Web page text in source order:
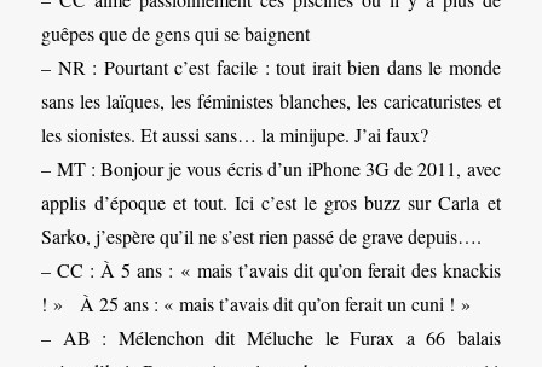
guêpes que de gens qui se baignent
– NR : Pourtant c’est facile : tout irait bien dans le monde
sans les laïques, les féministes blanches, les caricaturistes et
les sionistes. Et aussi sans… la minijupe. J’ai faux?
– MT : Bonjour je vous écris d’un iPhone 3G de 2011, avec
applis d’époque et tout. Ici c’est le gros buzz sur Carla et
Sarko, j’espère qu’il ne s’est rien passé de grave depuis….
– CC : À 5 ans : « mais t’avais dit qu’on ferait des knackis
! » À 25 ans : « mais t’avais dit qu’on ferait un cuni ! »
– AB : Mélenchon dit Méluche le Furax a 66 balais